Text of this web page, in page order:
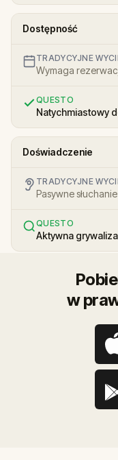
Dostępność
TRADYCYJNE
Wymaga
QUESTO
Natychmiastowy
Doświadczenie
TRADYCYJNE
Pasywne
QUESTO
Aktywna
w